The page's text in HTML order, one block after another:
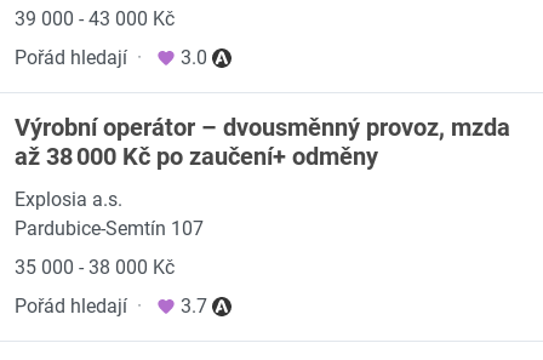
39 000 - 43 000 Kč
Pořád hledají · 3.0
Výrobní operátor – dvousměnný provoz, mzda
až 38 000 Kč po zaučení+ odměny
Explosia a.s.
Pardubice-Semtín 107
35 000 - 38 000 Kč
Pořád hledají · 3.7